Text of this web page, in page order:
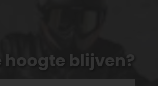
hoogte blijven?